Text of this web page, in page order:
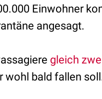
Einwohner
angesagt.
gleich
wohl bald fallen